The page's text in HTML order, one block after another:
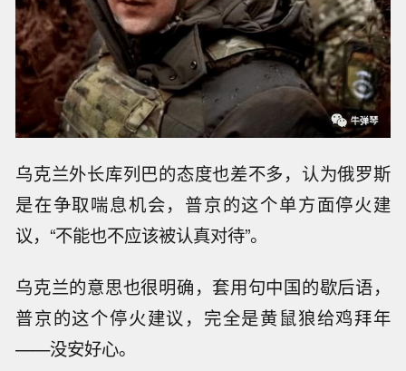
乌克兰外长库列巴的态度也差不多，认为俄罗斯
是在争取喘息机会，普京的这个单方面停火建
议，“不能也不应该被认真对待”。
乌克兰的意思也很明确，套用句中国的歇后语，
普京的这个停火建议，完全是黄鼠狼给鸡拜年
——没安好心。